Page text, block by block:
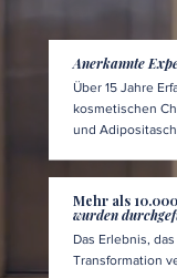
Anerkannte
Über 15 Jahre
kosmetischen
und
Mehr als
wurden
Das Erlebnis,
Transformation